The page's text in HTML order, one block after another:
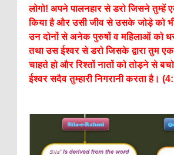
लोगो! अपने पालनहार से डरो जिसने तुम्हें
किया है और उसी जीव से उसके जोड़े को
उन दोनों से अनेक पुरुषों व महिलाओं को
तथा उस ईश्वर से डरो जिसके द्वारा तुम
चाहते हो और रिश्तों नातों को तोड़ने से
ईश्वर सदैव तुम्हारी निगरानी करता है।